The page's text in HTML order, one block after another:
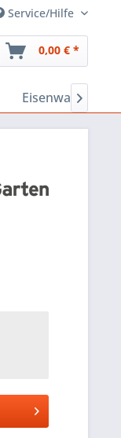
Service/Hilfe
0,00 € *
Eisenwaren
